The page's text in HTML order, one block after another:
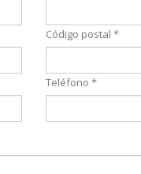
Código postal *
Teléfono *